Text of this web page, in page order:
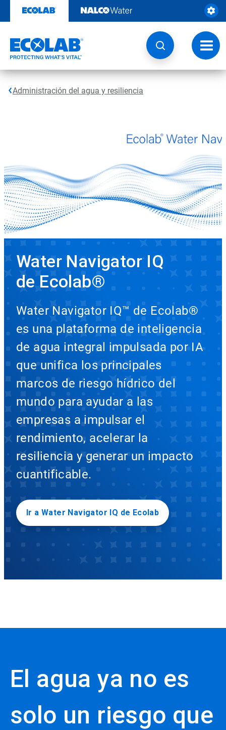
contenido
Botón
de
Administración del agua y resiliencia
Water Navigator IQ
​​​​​​​de Ecolab®​​​​​​​
Water Navigator IQ™ de Ecolab®
es una plataforma de inteligencia
de agua integral impulsada por IA
que unifica los principales
marcos de riesgo hídrico del
mundo para ayudar a las
empresas a impulsar el
rendimiento, acelerar la
resiliencia y generar un impacto
cuantificable​​​​​​​.​​​​​​​
Ir a Water Navigator IQ de Ecolab
El agua ya no es
solo un riesgo que